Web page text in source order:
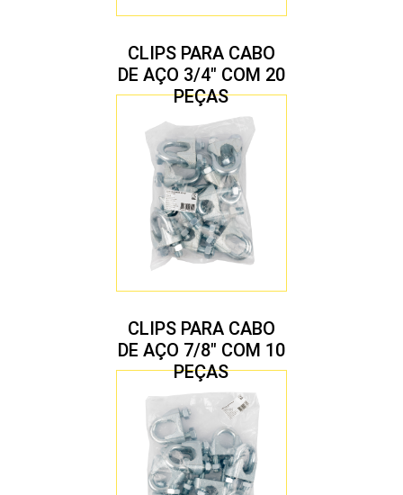
CLIPS PARA CABO
DE AÇO 3/4″ COM 20
PEÇAS
CLIPS PARA CABO
DE AÇO 7/8″ COM 10
PEÇAS